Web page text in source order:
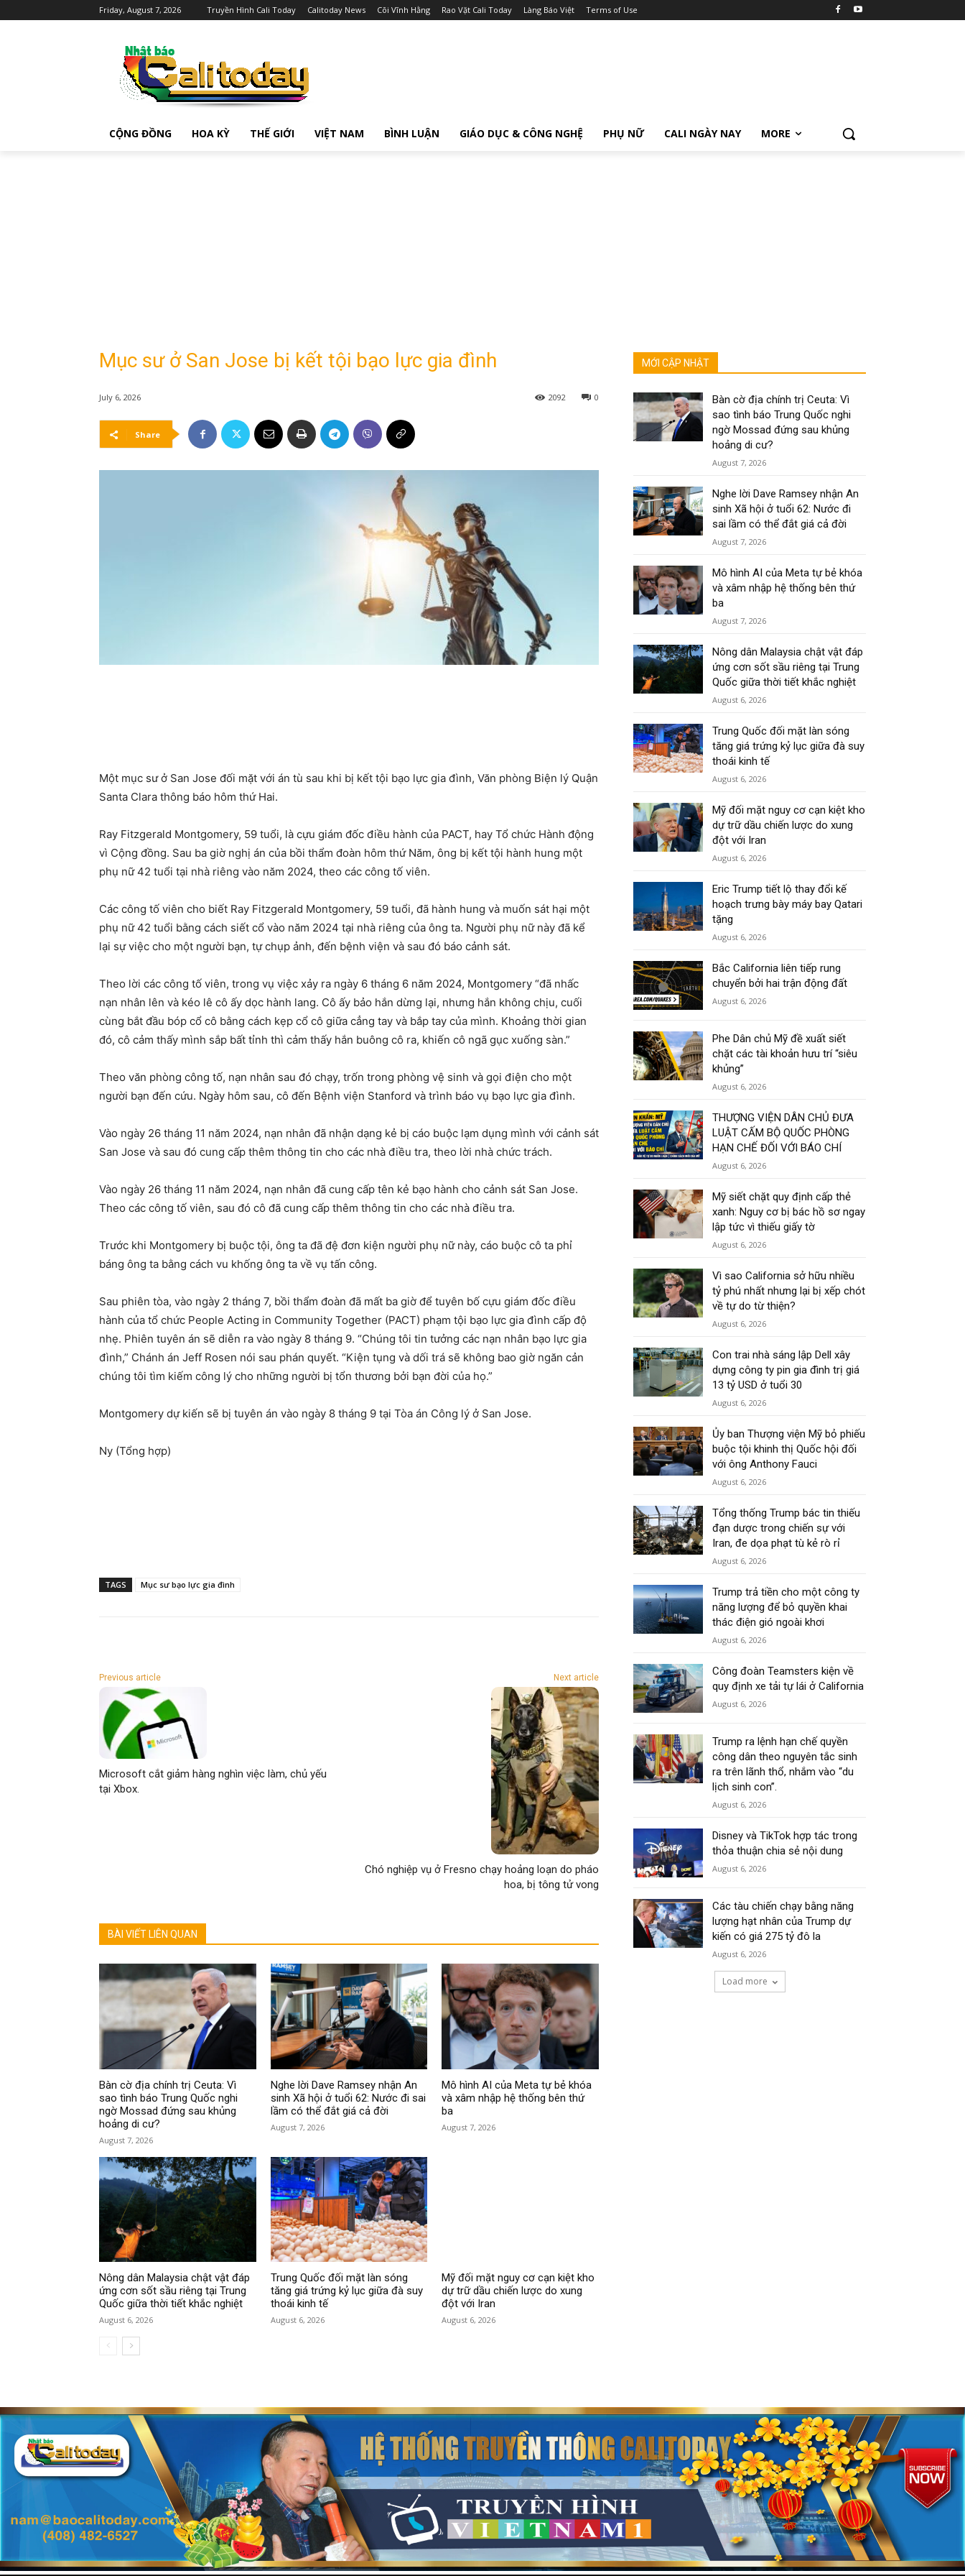
Friday, August 7, 2026 Truyền Hình Cali Today Calitoday News Cõi Vĩnh Hằng Rao Vặt Cali Today Làng Báo Việt Terms of Use
CỘNG ĐỒNG HOA KỲ THẾ GIỚI VIỆT NAM BÌNH LUẬN GIÁO DỤC & CÔNG NGHỆ PHỤ NỮ CALI NGÀY NAY MORE
Mục sư ở San Jose bị kết tội bạo lực gia đình
July 6, 2026 0
2092
Share
Một mục sư ở San Jose đối mặt với án tù sau khi bị kết tội bạo lực gia đình, Văn phòng Biện lý Quận
Santa Clara thông báo hôm thứ Hai.
Ray Fitzgerald Montgomery, 59 tuổi, là cựu giám đốc điều hành của PACT, hay Tổ chức Hành động
vì Cộng đồng. Sau ba giờ nghị án của bồi thẩm đoàn hôm thứ Năm, ông bị kết tội hành hung một
phụ nữ 42 tuổi tại nhà riêng vào năm 2024, theo các công tố viên.
Các công tố viên cho biết Ray Fitzgerald Montgomery, 59 tuổi, đã hành hung và muốn sát hại một
phụ nữ 42 tuổi bằng cách siết cổ vào năm 2024 tại nhà riêng của ông ta. Người phụ nữ này đã kể
lại sự việc cho một người bạn, tự chụp ảnh, đến bệnh viện và sau đó báo cảnh sát.
Theo lời các công tố viên, trong vụ việc xảy ra ngày 6 tháng 6 năm 2024, Montgomery “đã nhấc
nạn nhân lên và kéo lê cô ấy dọc hành lang. Cô ấy bảo hắn dừng lại, nhưng hắn không chịu, cuối
cùng bắt đầu bóp cổ cô bằng cách kẹp cổ cô giữa cẳng tay và bắp tay của mình. Khoảng thời gian
đó, cô cảm thấy mình sắp bất tỉnh thì cảm thấy hắn buông cô ra, khiến cô ngã gục xuống sàn.”
Theo văn phòng công tố, nạn nhân sau đó chạy, trốn trong phòng vệ sinh và gọi điện cho một
người bạn đến cứu. Ngày hôm sau, cô đến Bệnh viện Stanford và trình báo vụ bạo lực gia đình.
Vào ngày 26 tháng 11 năm 2024, nạn nhân đã nhận dạng kẻ bị cáo buộc lạm dụng mình với cảnh sát
San Jose và sau đó cung cấp thêm thông tin cho các nhà điều tra, theo lời nhà chức trách.
Vào ngày 26 tháng 11 năm 2024, nạn nhân đã cung cấp tên kẻ bạo hành cho cảnh sát San Jose.
Theo các công tố viên, sau đó cô đã cung cấp thêm thông tin cho các nhà điều tra.
Trước khi Montgomery bị buộc tội, ông ta đã đệ đơn kiện người phụ nữ này, cáo buộc cô ta phỉ
báng ông ta bằng cách vu khống ông ta về vụ tấn công.
Sau phiên tòa, vào ngày 2 tháng 7, bồi thẩm đoàn đã mất ba giờ để tuyên bố cựu giám đốc điều
hành của tổ chức People Acting in Community Together (PACT) phạm tội bạo lực gia đình cấp độ
nhẹ. Phiên tuyên án sẽ diễn ra vào ngày 8 tháng 9. “Chúng tôi tin tưởng các nạn nhân bạo lực gia
đình,” Chánh án Jeff Rosen nói sau phán quyết. “Kiện tụng và dối trá sẽ không bao giờ ngăn cản
chúng tôi tìm kiếm công lý cho những người bị tổn thương bởi bạn đời của họ.”
Montgomery dự kiến ​​sẽ bị tuyên án vào ngày 8 tháng 9 tại Tòa án Công lý ở San Jose.
Ny (Tổng hợp)
TAGS Mục sư bạo lực gia đình
Previous article
Microsoft cắt giảm hàng nghìn việc làm, chủ yếu
tại Xbox.
Next article
Chó nghiệp vụ ở Fresno chạy hoảng loạn do pháo
hoa, bị tông tử vong
BÀI VIẾT LIÊN QUAN
Bàn cờ địa chính trị Ceuta: Vì
sao tình báo Trung Quốc nghi
ngờ Mossad đứng sau khủng
hoảng di cư?
August 7, 2026
Nghe lời Dave Ramsey nhận An
sinh Xã hội ở tuổi 62: Nước đi sai
lầm có thể đắt giá cả đời
August 7, 2026
Mô hình AI của Meta tự bẻ khóa
và xâm nhập hệ thống bên thứ
ba
August 7, 2026
Nông dân Malaysia chật vật đáp
ứng cơn sốt sầu riêng tại Trung
Quốc giữa thời tiết khắc nghiệt
August 6, 2026
Trung Quốc đối mặt làn sóng
tăng giá trứng kỷ lục giữa đà suy
thoái kinh tế
August 6, 2026
Mỹ đối mặt nguy cơ cạn kiệt kho
dự trữ dầu chiến lược do xung
đột với Iran
August 6, 2026
MỚI CẬP NHẬT
Bàn cờ địa chính trị Ceuta: Vì
sao tình báo Trung Quốc nghi
ngờ Mossad đứng sau khủng
hoảng di cư?
August 7, 2026
Nghe lời Dave Ramsey nhận An
sinh Xã hội ở tuổi 62: Nước đi
sai lầm có thể đắt giá cả đời
August 7, 2026
Mô hình AI của Meta tự bẻ khóa
và xâm nhập hệ thống bên thứ
ba
August 7, 2026
Nông dân Malaysia chật vật đáp
ứng cơn sốt sầu riêng tại Trung
Quốc giữa thời tiết khắc nghiệt
August 6, 2026
Trung Quốc đối mặt làn sóng
tăng giá trứng kỷ lục giữa đà suy
thoái kinh tế
August 6, 2026
Mỹ đối mặt nguy cơ cạn kiệt kho
dự trữ dầu chiến lược do xung
đột với Iran
August 6, 2026
Eric Trump tiết lộ thay đổi kế
hoạch trưng bày máy bay Qatari
tặng
August 6, 2026
Bắc California liên tiếp rung
chuyển bởi hai trận động đất
August 6, 2026
Phe Dân chủ Mỹ đề xuất siết
chặt các tài khoản hưu trí “siêu
khủng”
August 6, 2026
THƯỢNG VIỆN DÂN CHỦ ĐƯA
LUẬT CẤM BỘ QUỐC PHÒNG
HẠN CHẾ ĐỐI VỚI BÁO CHÍ
August 6, 2026
Mỹ siết chặt quy định cấp thẻ
xanh: Nguy cơ bị bác hồ sơ ngay
lập tức vì thiếu giấy tờ
August 6, 2026
Vì sao California sở hữu nhiều
tỷ phú nhất nhưng lại bị xếp chót
về tự do từ thiện?
August 6, 2026
Con trai nhà sáng lập Dell xây
dựng công ty pin gia đình trị giá
13 tỷ USD ở tuổi 30
August 6, 2026
Ủy ban Thượng viện Mỹ bỏ phiếu
buộc tội khinh thị Quốc hội đối
với ông Anthony Fauci
August 6, 2026
Tổng thống Trump bác tin thiếu
đạn dược trong chiến sự với
Iran, đe dọa phạt tù kẻ rò rỉ
August 6, 2026
Trump trả tiền cho một công ty
năng lượng để bỏ quyền khai
thác điện gió ngoài khơi
August 6, 2026
Công đoàn Teamsters kiện về
quy định xe tải tự lái ở California
August 6, 2026
Trump ra lệnh hạn chế quyền
công dân theo nguyên tắc sinh
ra trên lãnh thổ, nhắm vào “du
lịch sinh con”.
August 6, 2026
Disney và TikTok hợp tác trong
thỏa thuận chia sẻ nội dung
August 6, 2026
Các tàu chiến chạy bằng năng
lượng hạt nhân của Trump dự
kiến có giá 275 tỷ đô la
August 6, 2026
Load more